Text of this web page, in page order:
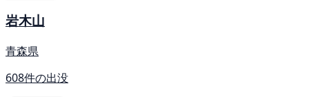
岩木山
青森県
608件の出没